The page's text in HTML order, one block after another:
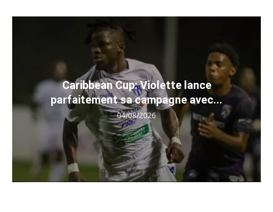
Caribbean Cup: Violette lance
parfaitement sa campagne avec...
04/08/2026